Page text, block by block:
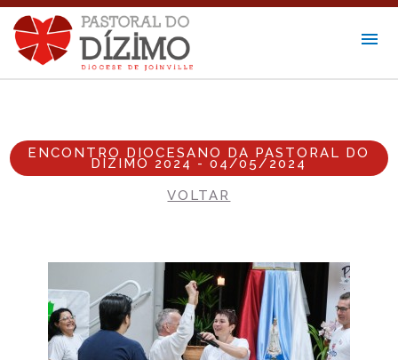
ENCONTRO DIOCESANO DA PASTORAL DO
DÍZIMO 2024 - 04/05/2024
VOLTAR